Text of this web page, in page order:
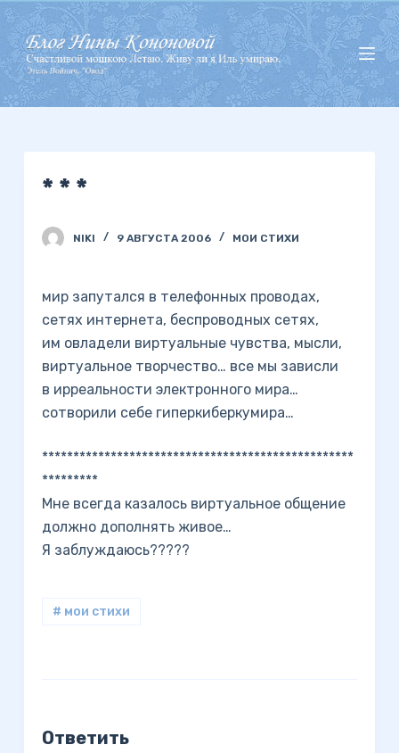
П
е
р
е
й
* * *
NIKI 9 АВГУСТА 2006 МОИ СТИХИ
мир запутался в телефонных проводах,
сетях интернета, беспроводных сетях,
им овладели виртуальные чувства, мысли,
виртуальное творчество… все мы зависли
в ирреальности электронного мира…
сотворили себе гиперкиберкумира…
**************************************************
*********
Мне всегда казалось виртуальное общение
должно дополнять живое…
Я заблуждаюсь?????
# мои стихи
Ответить